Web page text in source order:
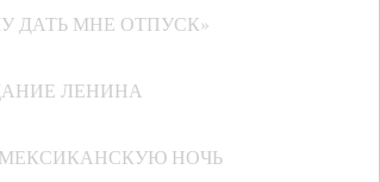
ДАТЬ МНЕ ОТПУСК»
ЛЕНИНА
НОЧЬ